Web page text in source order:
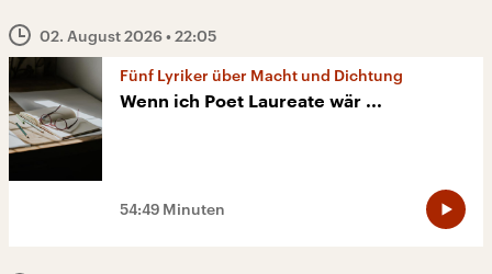
02. August 2026• 22:05
Fünf Lyriker über Macht und Dichtung
Wenn ich Poet Laureate wär ...
54:49 Minuten